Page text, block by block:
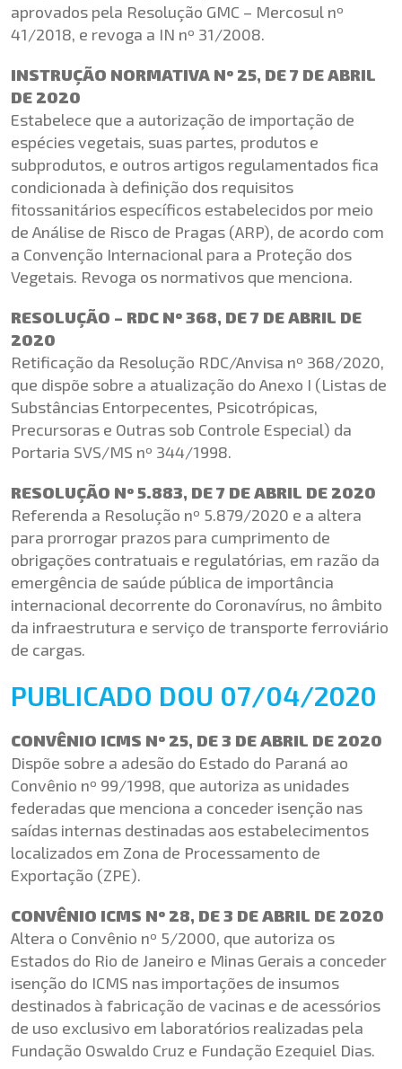
aprovados pela Resolução GMC – Mercosul nº
41/2018, e revoga a IN nº 31/2008.
INSTRUÇÃO NORMATIVA Nº 25, DE 7 DE ABRIL
DE 2020
Estabelece que a autorização de importação de
espécies vegetais, suas partes, produtos e
subprodutos, e outros artigos regulamentados fica
condicionada à definição dos requisitos
fitossanitários específicos estabelecidos por meio
de Análise de Risco de Pragas (ARP), de acordo com
a Convenção Internacional para a Proteção dos
Vegetais. Revoga os normativos que menciona.
RESOLUÇÃO – RDC Nº 368, DE 7 DE ABRIL DE
2020
Retificação da Resolução RDC/Anvisa nº 368/2020,
que dispõe sobre a atualização do Anexo I (Listas de
Substâncias Entorpecentes, Psicotrópicas,
Precursoras e Outras sob Controle Especial) da
Portaria SVS/MS nº 344/1998.
RESOLUÇÃO Nº 5.883, DE 7 DE ABRIL DE 2020
Referenda a Resolução nº 5.879/2020 e a altera
para prorrogar prazos para cumprimento de
obrigações contratuais e regulatórias, em razão da
emergência de saúde pública de importância
internacional decorrente do Coronavírus, no âmbito
da infraestrutura e serviço de transporte ferroviário
de cargas.
PUBLICADO DOU 07/04/2020
CONVÊNIO ICMS Nº 25, DE 3 DE ABRIL DE 2020
Dispõe sobre a adesão do Estado do Paraná ao
Convênio nº 99/1998, que autoriza as unidades
federadas que menciona a conceder isenção nas
saídas internas destinadas aos estabelecimentos
localizados em Zona de Processamento de
Exportação (ZPE).
CONVÊNIO ICMS Nº 28, DE 3 DE ABRIL DE 2020
Altera o Convênio nº 5/2000, que autoriza os
Estados do Rio de Janeiro e Minas Gerais a conceder
isenção do ICMS nas importações de insumos
destinados à fabricação de vacinas e de acessórios
de uso exclusivo em laboratórios realizadas pela
Fundação Oswaldo Cruz e Fundação Ezequiel Dias.